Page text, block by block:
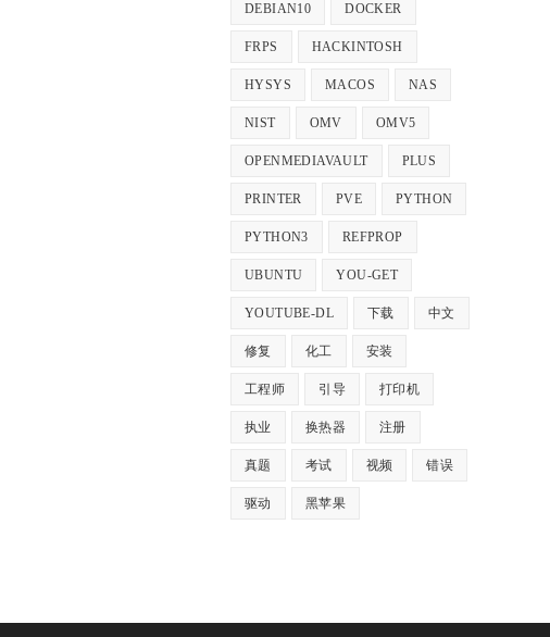
DEBIAN10 DOCKER
FRPS HACKINTOSH
HYSYS MACOS NAS
NIST OMV OMV5
OPENMEDIAVAULT PLUS
PRINTER PVE PYTHON
PYTHON3 REFPROP
UBUNTU YOU-GET
YOUTUBE-DL 下载 中文
修复 化工 安装
工程师 引导 打印机
执业 换热器 注册
真题 考试 视频 错误
驱动 黑苹果